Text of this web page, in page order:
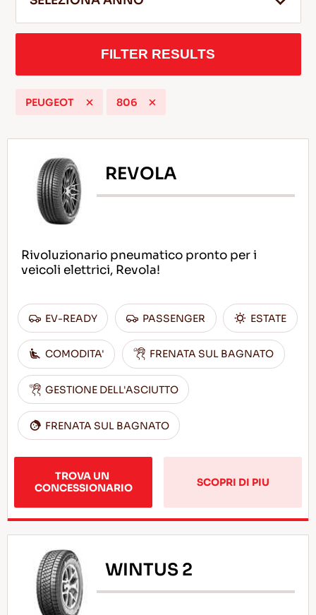
Consigli per la Guida nella Neve
LEGGI DI PIU
FILTER RESULTS
PEUGEOT 806
REVOLA
Rivoluzionario pneumatico pronto per i
veicoli elettrici, Revola!
EV-READY PASSENGER ESTATE
COMODITA' FRENATA SUL BAGNATO
GESTIONE DELL'ASCIUTTO
FRENATA SUL BAGNATO
TROVA UN
CONCESSIONARIO
SCOPRI DI PIU
WINTUS 2